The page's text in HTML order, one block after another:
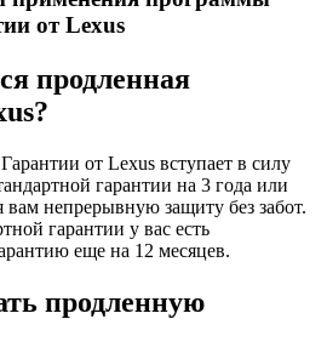
от Lexus
продленная
от Lexus вступает в силу
гарантии на 3 года или
вам непрерывную защиту без забот.
гарантии у вас есть
еще на 12 месяцев.
продленную